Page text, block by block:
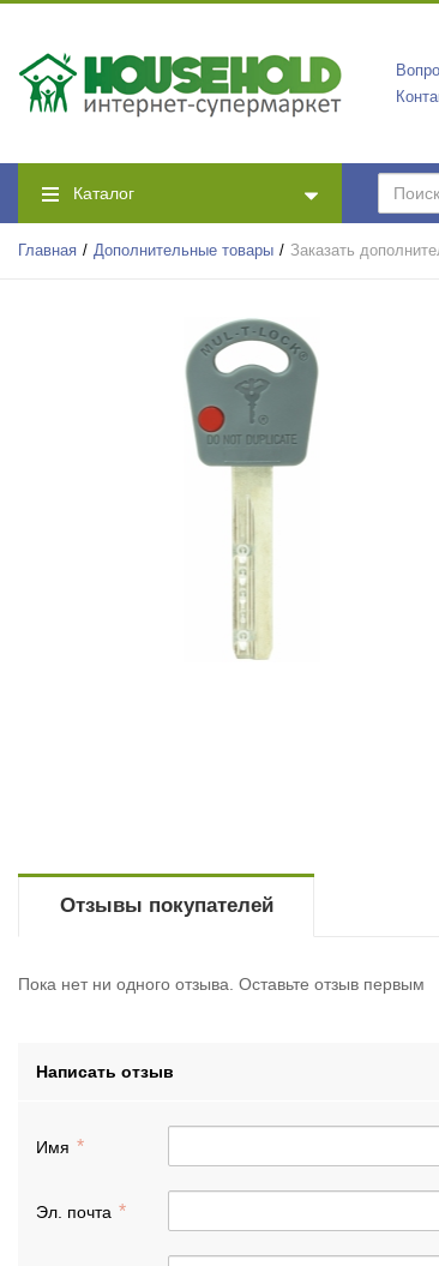
Каталог
Главная Дополнительные товары Заказать
Отзывы покупателей
Пока нет ни одного отзыва. Оставьте отзыв первым
Написать отзыв
Имя
Эл. почта